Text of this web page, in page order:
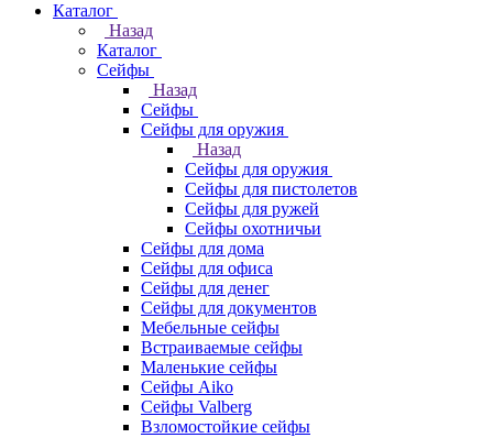
Каталог
Назад
Каталог
Cейфы
Назад
Cейфы
Cейфы для оружия
Назад
Cейфы для оружия
Сейфы для пистолетов
Сейфы для ружей
Сейфы охотничьи
Cейфы для дома
Cейфы для офиса
Сейфы для денег
Сейфы для документов
Мебельные сейфы
Встраиваемые сейфы
Маленькие сейфы
Сейфы Aiko
Сейфы Valberg
Взломостойкие сейфы